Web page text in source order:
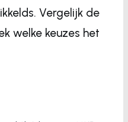
Vergelijk de
welke keuzes het